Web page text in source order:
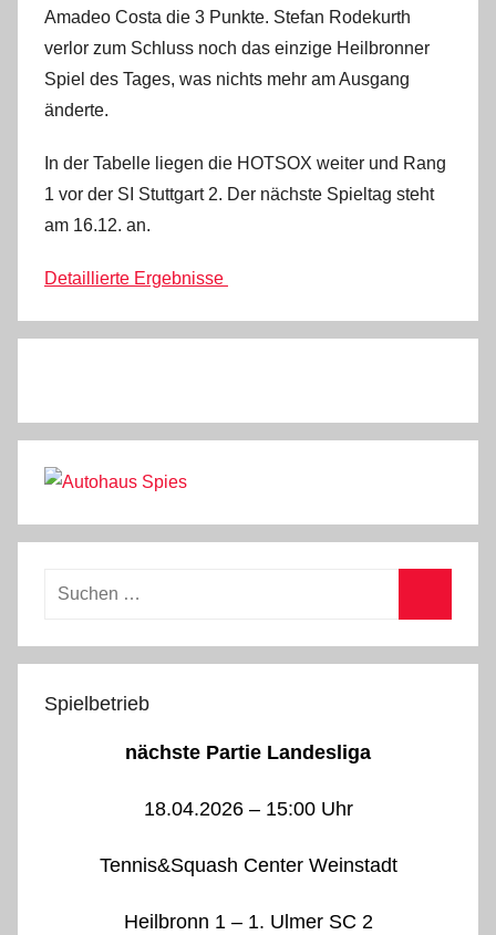
Amadeo Costa die 3 Punkte. Stefan Rodekurth
verlor zum Schluss noch das einzige Heilbronner
Spiel des Tages, was nichts mehr am Ausgang
änderte.
In der Tabelle liegen die HOTSOX weiter und Rang
1 vor der SI Stuttgart 2. Der nächste Spieltag steht
am 16.12. an.
Detaillierte Ergebnisse
Suchen
Spielbetrieb
nächste Partie Landesliga
18.04.2026 – 15:00 Uhr
Tennis&Squash Center Weinstadt
Heilbronn 1 – 1. Ulmer SC 2